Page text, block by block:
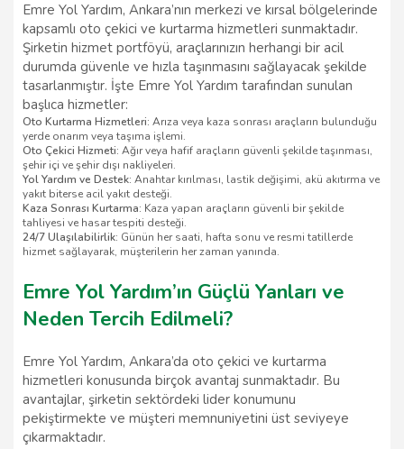
Emre Yol Yardım, Ankara’nın merkezi ve kırsal bölgelerinde
kapsamlı oto çekici ve kurtarma hizmetleri sunmaktadır.
Şirketin hizmet portföyü, araçlarınızın herhangi bir acil
durumda güvenle ve hızla taşınmasını sağlayacak şekilde
tasarlanmıştır. İşte Emre Yol Yardım tarafından sunulan
başlıca hizmetler:
Oto Kurtarma Hizmetleri: Arıza veya kaza sonrası araçların bulunduğu
yerde onarım veya taşıma işlemi.
Oto Çekici Hizmeti: Ağır veya hafif araçların güvenli şekilde taşınması,
şehir içi ve şehir dışı nakliyeleri.
Yol Yardım ve Destek: Anahtar kırılması, lastik değişimi, akü akıtırma ve
yakıt biterse acil yakıt desteği.
Kaza Sonrası Kurtarma: Kaza yapan araçların güvenli bir şekilde
tahliyesi ve hasar tespiti desteği.
24/7 Ulaşılabilirlik: Günün her saati, hafta sonu ve resmi tatillerde
hizmet sağlayarak, müşterilerin her zaman yanında.
Emre Yol Yardım’ın Güçlü Yanları ve
Neden Tercih Edilmeli?
Emre Yol Yardım, Ankara’da oto çekici ve kurtarma
hizmetleri konusunda birçok avantaj sunmaktadır. Bu
avantajlar, şirketin sektördeki lider konumunu
pekiştirmekte ve müşteri memnuniyetini üst seviyeye
çıkarmaktadır.